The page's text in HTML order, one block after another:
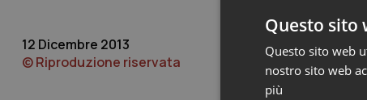
12 Dicembre 2013
© Riproduzione riservata
Questo sito
Questo sito web
nostro sito web
più